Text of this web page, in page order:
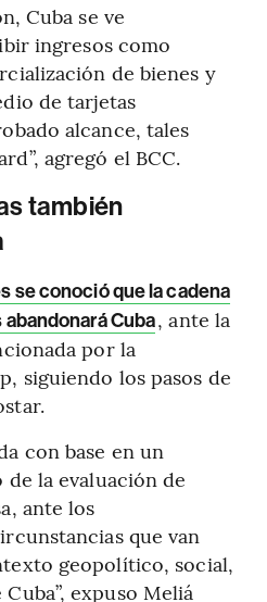
Cuba se ve
ingresos como
de bienes y
de tarjetas
alcance, tales
agregó el BCC.
también
se conoció que la cadena
Cuba, ante la
por la
siguiendo los pasos de
con base en un
la evaluación de
ante los
que van
geopolítico, social,
expuso Meliá